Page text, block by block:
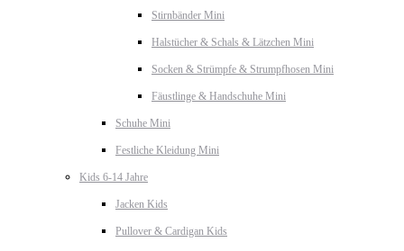
Stirnbänder Mini
Halstücher & Schals & Lätzchen Mini
Socken & Strümpfe & Strumpfhosen Mini
Fäustlinge & Handschuhe Mini
Schuhe Mini
Festliche Kleidung Mini
Kids 6-14 Jahre
Jacken Kids
Pullover & Cardigan Kids